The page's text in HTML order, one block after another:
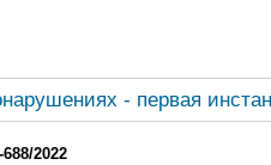
- первая
2022